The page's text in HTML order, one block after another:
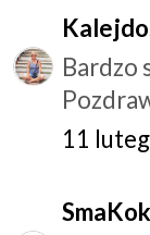
Bardzo
11